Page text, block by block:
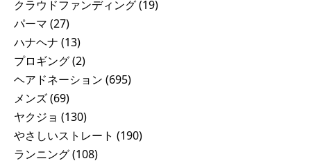
クラウドファンディング(19)
パーマ (27)
ハナヘナ (13)
プロギング(2)
ヘアドネーション (695)
メンズ(69)
ヤクジョ (130)
やさしいストレート (190)
ランニング(108)